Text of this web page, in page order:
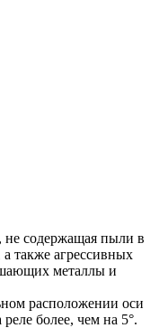
не содержащая пыли в
также агрессивных
металлы и
расположении оси
более, чем на 5°.